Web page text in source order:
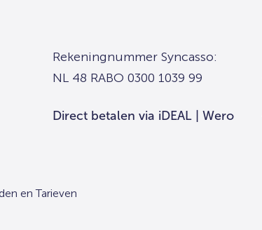
Rekeningnummer Syncasso:
NL 48 RABO 0300 1039 99
Direct betalen via iDEAL | Wero
en Tarieven